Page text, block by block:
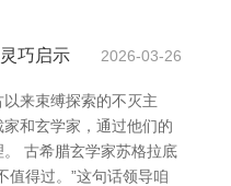
巧启示 2026-03-26
来束缚探索的不灭主
和玄学家，通过他们的
古希腊玄学家苏格拉底
值得过。”这句话领导咱